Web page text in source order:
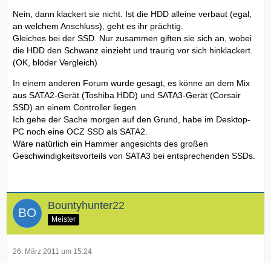
Nein, dann klackert sie nicht. Ist die HDD alleine verbaut (egal,
an welchem Anschluss), geht es ihr prächtig.
Gleiches bei der SSD. Nur zusammen giften sie sich an, wobei
die HDD den Schwanz einzieht und traurig vor sich hinklackert.
(OK, blöder Vergleich)
In einem anderen Forum wurde gesagt, es könne an dem Mix
aus SATA2-Gerät (Toshiba HDD) und SATA3-Gerät (Corsair
SSD) an einem Controller liegen.
Ich gehe der Sache morgen auf den Grund, habe im Desktop-
PC noch eine OCZ SSD als SATA2.
Wäre natürlich ein Hammer angesichts des großen
Geschwindigkeitsvorteils von SATA3 bei entsprechenden SSDs.
Bountyhunter22
Meister
26. März 2011 um 15:24